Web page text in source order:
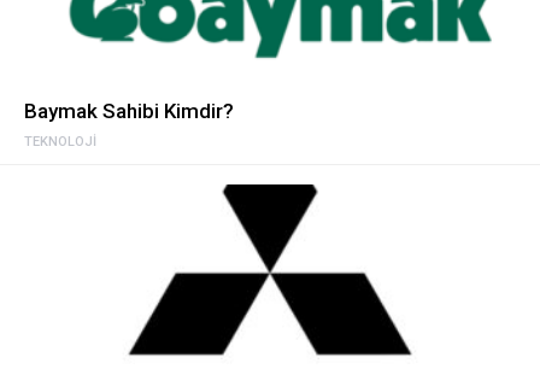
TEKNOLOJI
Baymak Sahibi Kimdir?